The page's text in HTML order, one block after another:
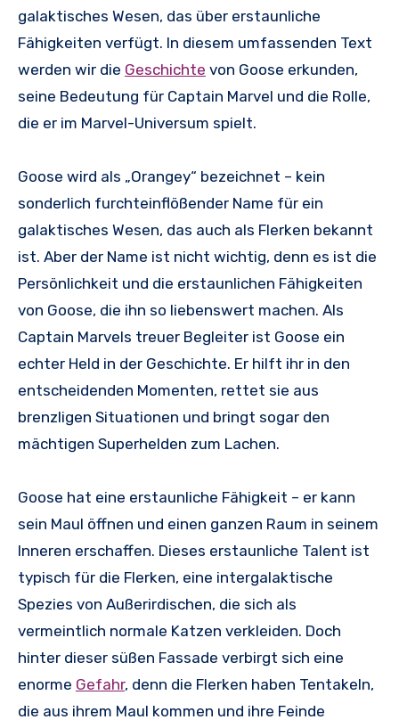
galaktisches Wesen, das über erstaunliche
Fähigkeiten verfügt. In diesem umfassenden Text
werden wir die Geschichte von Goose erkunden,
seine Bedeutung für Captain Marvel und die Rolle,
die er im Marvel-Universum spielt.
Goose wird als „Orangey“ bezeichnet – kein
sonderlich furchteinflößender Name für ein
galaktisches Wesen, das auch als Flerken bekannt
ist. Aber der Name ist nicht wichtig, denn es ist die
Persönlichkeit und die erstaunlichen Fähigkeiten
von Goose, die ihn so liebenswert machen. Als
Captain Marvels treuer Begleiter ist Goose ein
echter Held in der Geschichte. Er hilft ihr in den
entscheidenden Momenten, rettet sie aus
brenzligen Situationen und bringt sogar den
mächtigen Superhelden zum Lachen.
Goose hat eine erstaunliche Fähigkeit – er kann
sein Maul öffnen und einen ganzen Raum in seinem
Inneren erschaffen. Dieses erstaunliche Talent ist
typisch für die Flerken, eine intergalaktische
Spezies von Außerirdischen, die sich als
vermeintlich normale Katzen verkleiden. Doch
hinter dieser süßen Fassade verbirgt sich eine
enorme Gefahr, denn die Flerken haben Tentakeln,
die aus ihrem Maul kommen und ihre Feinde